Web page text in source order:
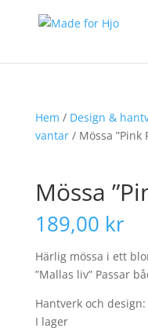
Hem / Design &
vantar/ Mössa ”Pink
Mössa
189,00 kr
Härlig mössa i ett
”Mallas liv” Passar
Hantverk och
I lager